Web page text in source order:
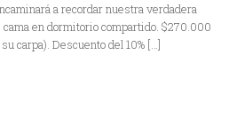
a recordar nuestra verdadera
en dormitorio compartido. $270.000
carpa). Descuento del 10% […]